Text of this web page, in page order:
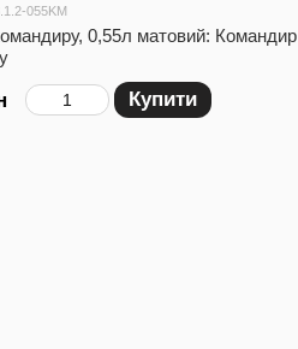
055KM
0,55л матовий: Командир
Купити